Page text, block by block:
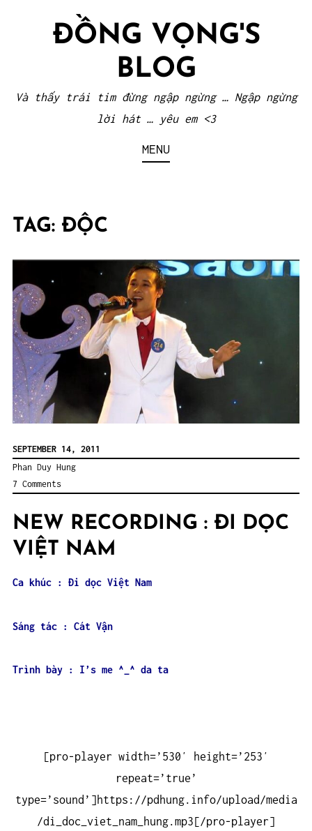
ĐỒNG VỌNG'S
BLOG
Và thấy trái tim đừng ngập ngừng … Ngập ngừng
lời hát … yêu em <3
MENU
TAG: ĐỘC
SEPTEMBER 14, 2011
Phan Duy Hung
7 Comments
NEW RECORDING : ĐI DỌC
VIỆT NAM
Ca khúc : Đi dọc Việt Nam
Sáng tác : Cát Vận
Trình bày : I’s me ^_^ da ta
[pro-player width=’530′ height=’253′
repeat=’true’
type=’sound’]https://pdhung.info/upload/media
/di_doc_viet_nam_hung.mp3[/pro-player]